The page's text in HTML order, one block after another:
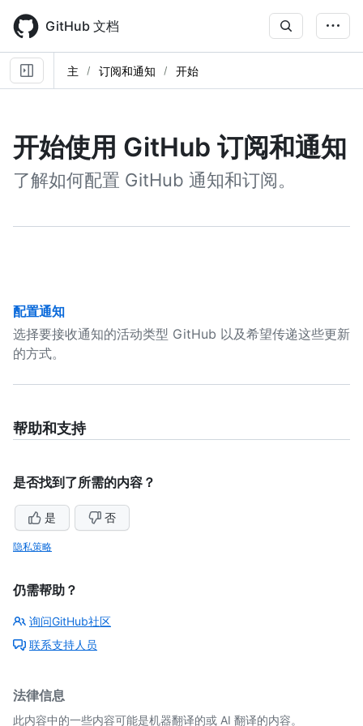
main
content
GitHub 文档
主 订阅和通知 开始
开始使用 GitHub 订阅和通知
了解如何配置 GitHub 通知和订阅。
配置通知
选择要接收通知的活动类型 GitHub 以及希望传递这些更新
的方式。
帮助和支持
是否找到了所需的内容？
是 否
隐私策略
仍需帮助？
询问GitHub社区
联系支持人员
法律信息
此内容中的一些内容可能是机器翻译的或 AI 翻译的内容。